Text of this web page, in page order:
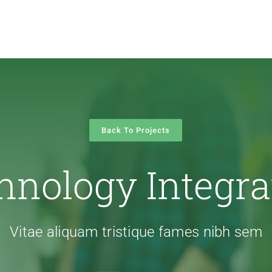
Back To Projects
Vitae aliquam tristique fames nibh sem